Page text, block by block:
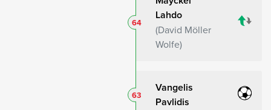
Lahdo
David Möller
Wolfe
64
Vangelis
Pavlidis
63